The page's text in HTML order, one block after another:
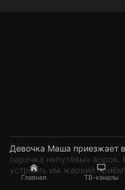
Главная ТВ-каналы
Девочка Маша приезжает в
парочка непутёвых
устроить им жаркий приём!